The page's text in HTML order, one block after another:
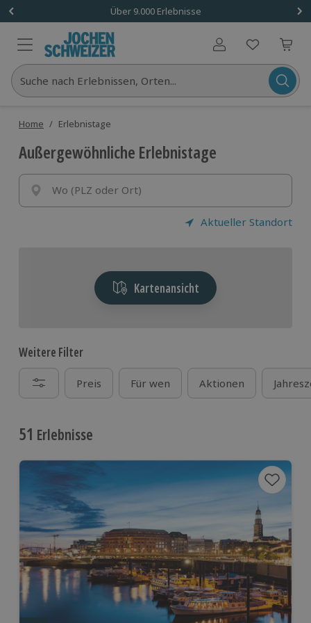
Über 9.000 Erlebnisse
Benutzerkonto
Suche nach Erlebnissen, Orten...
Home / Erlebnistage
Außergewöhnliche Erlebnistage
Wo (PLZ oder Ort)
Aktueller Standort
Kartenansicht
Weitere Filter
Preis Für wen Aktionen
51 Erlebnisse